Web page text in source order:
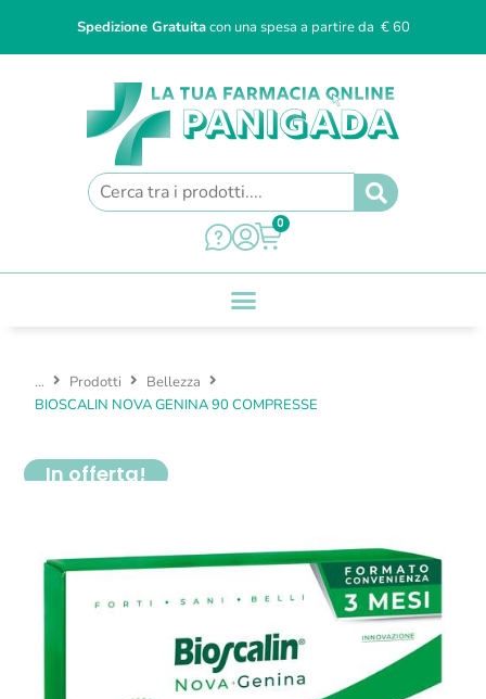
Spedizione Gratuitacon una spesa a partire da € 60
0
... Prodotti
Bellezza
BIOSCALIN NOVA GENINA 90 COMPRESSE
In offerta!